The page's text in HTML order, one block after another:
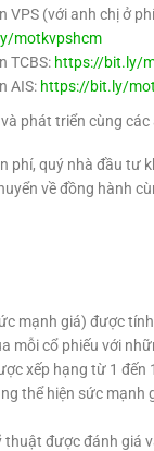
VPS (với anh chị ở
motkvpshcm
TCBS: https://bit.ly/
AIS: https://bit.ly/
phát triển cùng các
phí, quý nhà đầu tư
về đồng hành
mạnh giá) được
mỗi cổ phiếu với
xếp hạng từ 1 đến
thể hiện sức mạnh
thuật được đánh giá